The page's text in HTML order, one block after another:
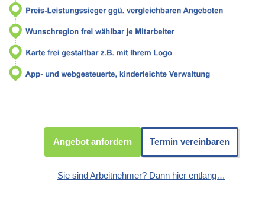
Angebot anfordern Termin vereinbaren
Sie sind Arbeitnehmer? Dann hier entlang…